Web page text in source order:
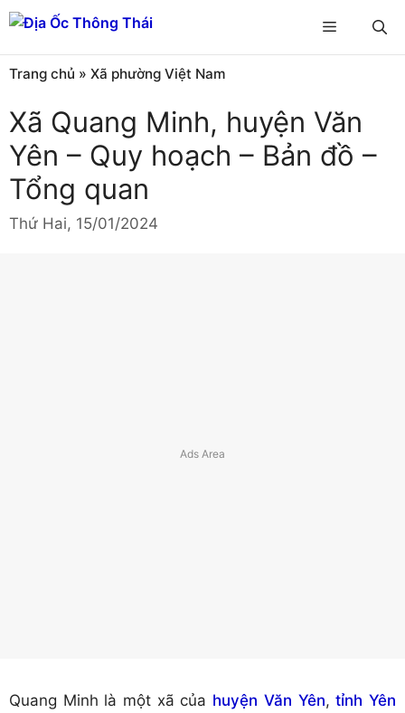
Chuyển
đến
nội
dung
Menu
Trang chủ » Xã phường Việt Nam
Xã Quang Minh, huyện Văn
Yên – Quy hoạch – Bản đồ –
Tổng quan
Thứ Hai, 15/01/2024
Quang Minh là một xã của huyện Văn Yên,tỉnh Yên